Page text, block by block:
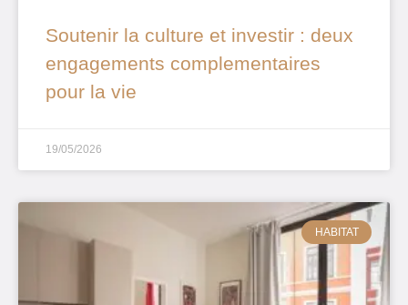
Soutenir la culture et investir : deux
engagements complementaires
pour la vie
19/05/2026
HABITAT